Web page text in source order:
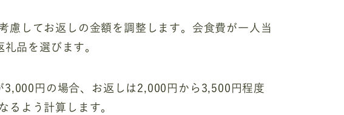
慮してお返しの金額を調整します。会食費が一人当
品を選びます。
円の場合、お返しは2,000円から3,500円程度
るよう計算します。